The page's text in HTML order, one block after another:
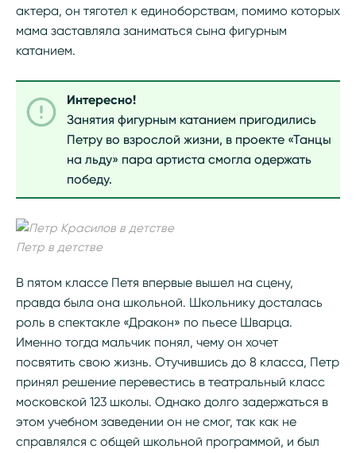
актера, он тяготел к единоборствам, помимо которых
мама заставляла заниматься сына фигурным
катанием.
Интересно!
Занятия фигурным катанием пригодились
Петру во взрослой жизни, в проекте «Танцы
на льду» пара артиста смогла одержать
победу.
Петр в детстве
В пятом классе Петя впервые вышел на сцену,
правда была она школьной. Школьнику досталась
роль в спектакле «Дракон» по пьесе Шварца.
Именно тогда мальчик понял, чему он хочет
посвятить свою жизнь. Отучившись до 8 класса, Петр
принял решение перевестись в театральный класс
московской 123 школы. Однако долго задержаться в
этом учебном заведении он не смог, так как не
справлялся с общей школьной программой, и был